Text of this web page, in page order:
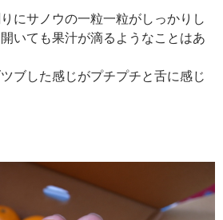
にサノウの一粒一粒がしっかりし
いても果汁が滴るようなことはあ
ブした感じがプチプチと舌に感じ